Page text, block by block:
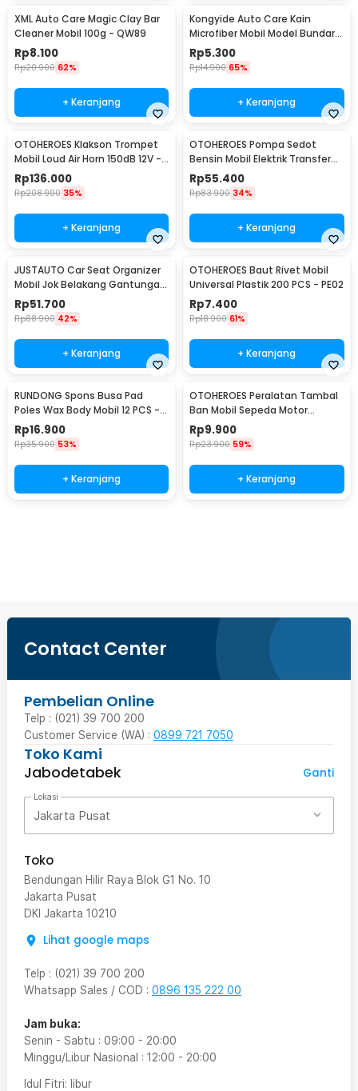
XML Auto Care Magic Clay Bar
Cleaner Mobil 100g - QW89
Rp8.100
Rp20.900 62%
+ Keranjang
Kongyide Auto Care Kain
Microfiber Mobil Model Bundar -
L-20
Rp5.300
Rp14.900 65%
+ Keranjang
OTOHEROES Klakson Trompet
Mobil Loud Air Horn 150dB 12V -
JD4001
Rp136.000
Rp208.900 35%
+ Keranjang
OTOHEROES Pompa Sedot
Bensin Mobil Elektrik Transfer
Pump 38mm DC 12V - CT-14
Rp55.400
Rp83.900 34%
+ Keranjang
JUSTAUTO Car Seat Organizer
Mobil Jok Belakang Gantungan
Barang Tisu - Z-354
Rp51.700
Rp88.900 42%
+ Keranjang
OTOHEROES Baut Rivet Mobil
Universal Plastik 200 PCS - PE02
Rp7.400
Rp18.900 61%
+ Keranjang
RUNDONG Spons Busa Pad
Poles Wax Body Mobil 12 PCS -
R2010
Rp16.900
Rp35.900 53%
+ Keranjang
OTOHEROES Peralatan Tambal
Ban Mobil Sepeda Motor
Tubeless - KBTB02
Rp9.900
Rp23.900 59%
+ Keranjang
Contact Center
Pembelian Online
Telp : (021) 39 700 200
Customer Service (WA) : 0899 721 7050
Toko Kami
Jabodetabek
Ganti
Lokasi
Jakarta Pusat
Toko
Bendungan Hilir Raya Blok G1 No. 10
Jakarta Pusat
DKI Jakarta 10210
Lihat google maps
Telp : (021) 39 700 200
Whatsapp Sales / COD : 0896 135 222 00
Jam buka:
Senin - Sabtu : 09:00 - 20:00
Minggu/Libur Nasional : 12:00 - 20:00
Idul Fitri: libur